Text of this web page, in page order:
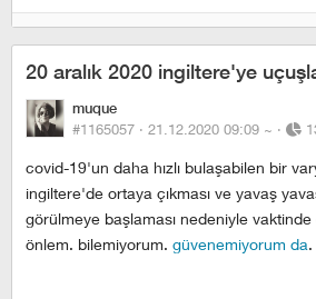
20 aralık 2020 ingiltere'ye
muque
#1165057 · 21.12.2020 09:09 ~ ·
covid-19'un daha hızlı bulaşabilen bir
ingiltere'de ortaya çıkması ve yavaş
görülmeye başlaması nedeniyle vaktinde
önlem. bilemiyorum. güvenemiyorum da.